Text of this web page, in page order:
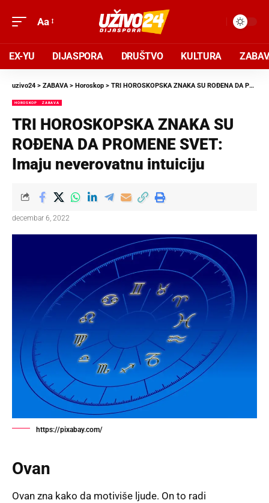
Aa
EX-YU DIJASPORA DRUŠTVO KULTURA
uzivo24 > ZABAVA> Horoskop > TRI HOROSKOPSKA ZNAKA SU ROĐENA DA PROMENE SVET: Imaju neverovatnu intuiciju
HOROSKOP ZABAVA
TRI HOROSKOPSKA ZNAKA SU
ROĐENA DA PROMENE SVET:
Imaju neverovatnu intuiciju
decembar 6, 2022
https://pixabay.com/
Ovan
Ovan zna kako da motiviše ljude. On to radi